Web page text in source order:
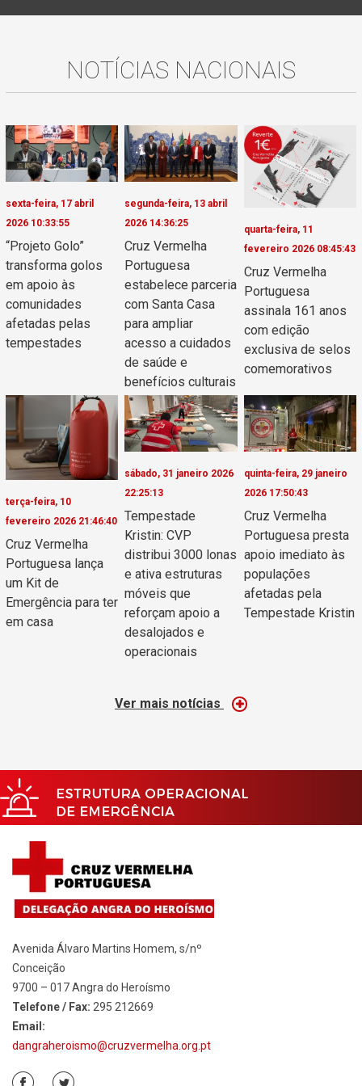
NOTÍCIAS NACIONAIS
sexta-feira, 17 abril
2026 10:33:55
“Projeto Golo”
transforma golos
em apoio às
comunidades
afetadas pelas
tempestades
segunda-feira, 13 abril
2026 14:36:25
Cruz Vermelha
Portuguesa
estabelece parceria
com Santa Casa
para ampliar
acesso a cuidados
de saúde e
benefícios culturais
quarta-feira, 11
fevereiro 2026 08:45:43
Cruz Vermelha
Portuguesa
assinala 161 anos
com edição
exclusiva de selos
comemorativos
terça-feira, 10
fevereiro 2026 21:46:40
Cruz Vermelha
Portuguesa lança
um Kit de
Emergência para ter
em casa
sábado, 31 janeiro 2026
22:25:13
Tempestade
Kristin: CVP
distribui 3000 lonas
e ativa estruturas
móveis que
reforçam apoio a
desalojados e
operacionais
quinta-feira, 29 janeiro
2026 17:50:43
Cruz Vermelha
Portuguesa presta
apoio imediato às
populações
afetadas pela
Tempestade Kristin
Ver mais notícias
Avenida Álvaro Martins Homem, s/nº
Conceição
9700 – 017 Angra do Heroísmo
Telefone / Fax: 295 212669
Email:
dangraheroismo@cruzvermelha.org.pt